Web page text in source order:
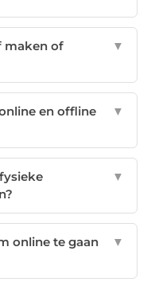
maken of
▼
en offline
▼
▼
online te gaan
▼